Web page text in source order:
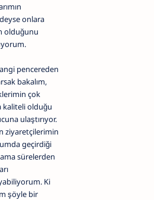
onlara
olduğunu
pencereden
bakalım,
çok
kaliteli olduğu
ulaştırıyor.
ziyaretçilerimin
geçirdiği
sürelerden
Ki
şöyle bir